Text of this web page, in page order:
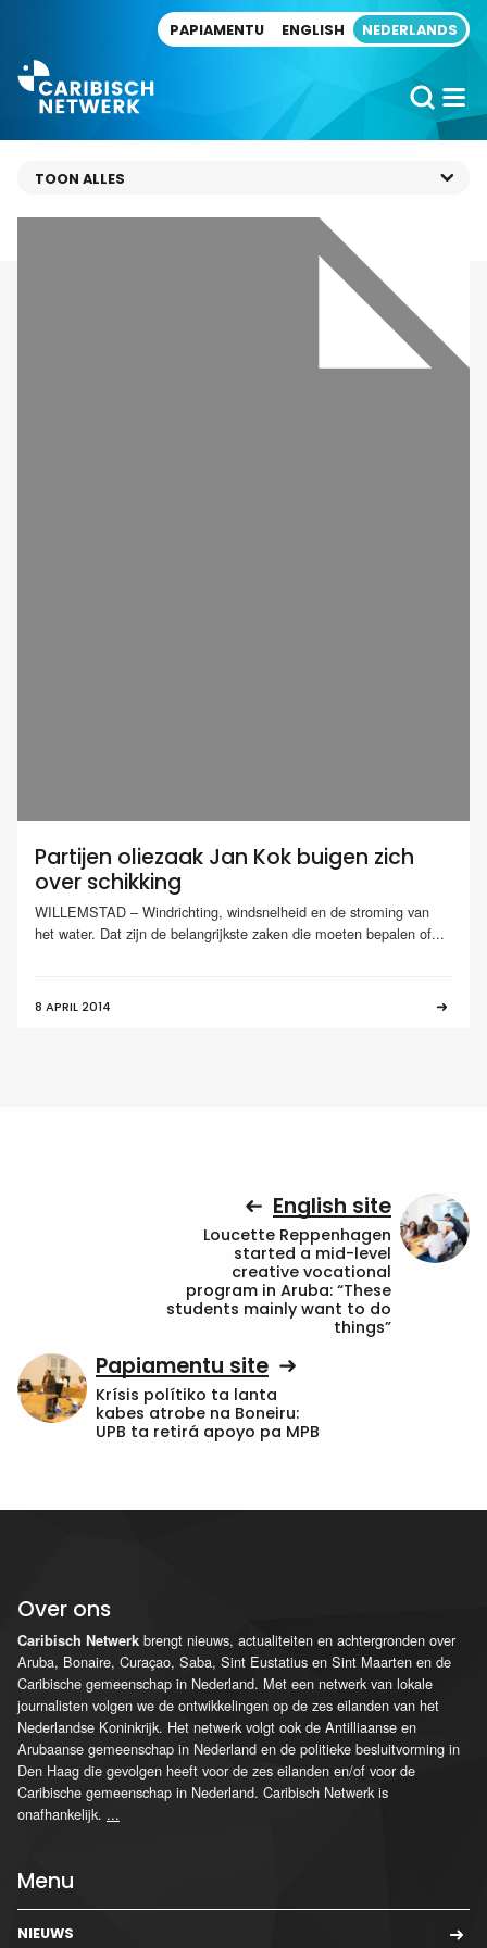
PAPIAMENTU ENGLISH NEDERLANDS
Partijen oliezaak Jan Kok buigen zich
over schikking
WILLEMSTAD – Windrichting, windsnelheid en de stroming van
het water. Dat zijn de belangrijkste zaken die moeten bepalen of...
8 APRIL 2014
English site
Loucette Reppenhagen
started a mid-level
creative vocational
program in Aruba: “These
students mainly want to do
things”
Papiamentu site
Krísis polítiko ta lanta
kabes atrobe na Boneiru:
UPB ta retirá apoyo pa MPB
Over ons
Caribisch Netwerk brengt nieuws, actualiteiten en achtergronden over
Aruba, Bonaire, Curaçao, Saba, Sint Eustatius en Sint Maarten en de
Caribische gemeenschap in Nederland. Met een netwerk van lokale
journalisten volgen we de ontwikkelingen op de zes eilanden van het
Nederlandse Koninkrijk. Het netwerk volgt ook de Antilliaanse en
Arubaanse gemeenschap in Nederland en de politieke besluitvorming in
Den Haag die gevolgen heeft voor de zes eilanden en/of voor de
Caribische gemeenschap in Nederland. Caribisch Netwerk is
onafhankelijk. ...
Menu
NIEUWS